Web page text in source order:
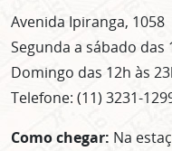
Avenida Ipiranga, 1058
Segunda a sábado das
Domingo das 12h às
Telefone: (11) 3231-
Como chegar: Na